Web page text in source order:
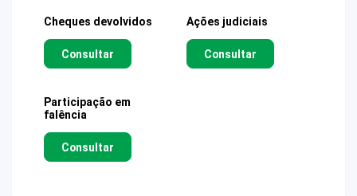
Cheques devolvidos
Consultar
Ações judiciais
Consultar
Participação em
falência
Consultar